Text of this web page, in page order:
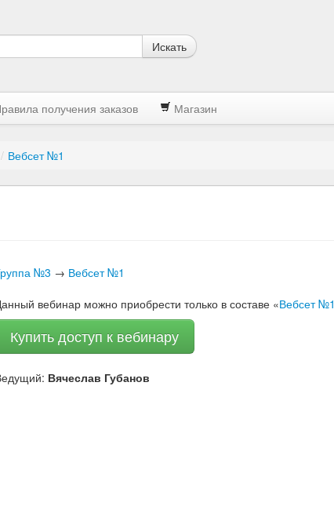
Искать
получения заказов Магазин
/ Вебсет №1
№3 → Вебсет №1
вебинар можно приобрести только в составе «Вебсет №1
Купить доступ к вебинару
Вячеслав Губанов